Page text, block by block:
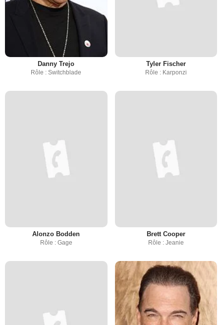
Danny Trejo
Rôle : Switchblade
Tyler Fischer
Rôle : Karponzi
Alonzo Bodden
Rôle : Gage
Brett Cooper
Rôle : Jeanie